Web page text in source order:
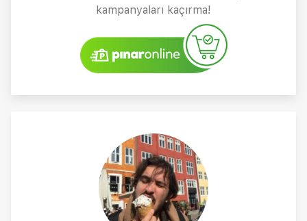
kampanyaları kaçırma!